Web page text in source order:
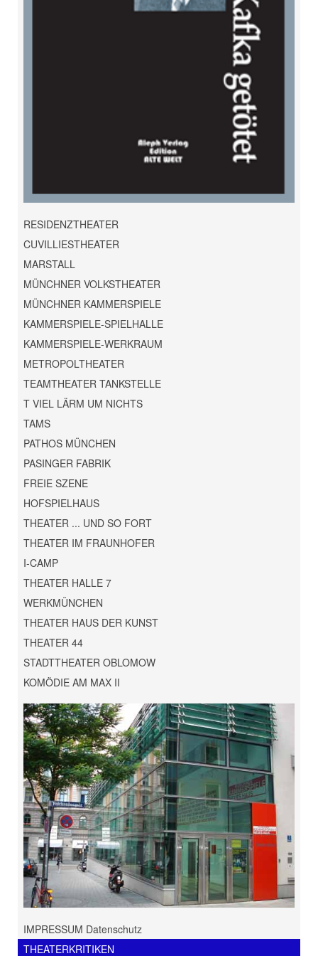
RESIDENZTHEATER
CUVILLIESTHEATER
MARSTALL
MÜNCHNER VOLKSTHEATER
MÜNCHNER KAMMERSPIELE
KAMMERSPIELE-SPIELHALLE
KAMMERSPIELE-WERKRAUM
METROPOLTHEATER
TEAMTHEATER TANKSTELLE
T VIEL LÄRM UM NICHTS
TAMS
PATHOS MÜNCHEN
PASINGER FABRIK
FREIE SZENE
HOFSPIELHAUS
THEATER ... UND SO FORT
THEATER IM FRAUNHOFER
I-CAMP
THEATER HALLE 7
WERKMÜNCHEN
THEATER HAUS DER KUNST
THEATER 44
STADTTHEATER OBLOMOW
KOMÖDIE AM MAX II
IMPRESSUM Datenschutz
THEATERKRITIKEN